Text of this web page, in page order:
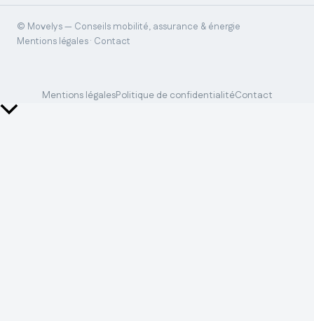
© Movelys — Conseils mobilité, assurance & énergie
Mentions légales · Contact
Mentions légalesPolitique de confidentialitéContact